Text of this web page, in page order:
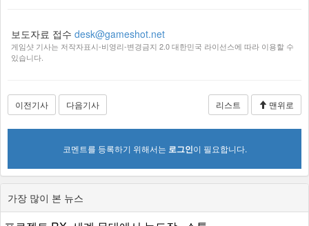
보도자료 접수 desk@gameshot.net
게임샷 기사는 저작자표시-비영리-변경금지 2.0 대한민국 라이선스에 따라 이용할 수
있습니다.
이전기사 다음기사 리스트 맨위로
코멘트를 등록하기 위해서는 로그인이 필요합니다.
가장 많이 본 뉴스